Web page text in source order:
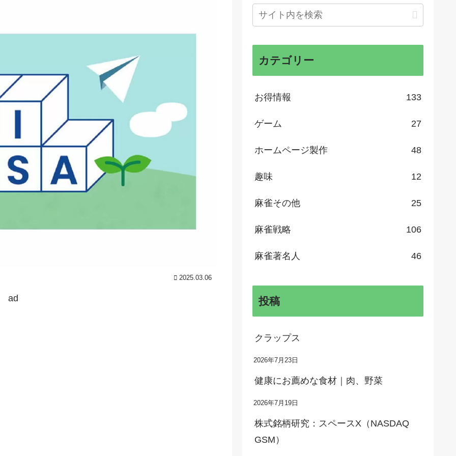
2025.03.06
ad
カテゴリー
お得情報 133
ゲーム 27
ホームページ製作 48
趣味 12
麻雀その他 25
麻雀戦略 106
麻雀著名人 46
投稿
クラップス
2026年7月23日
健康にお薦めな食材｜肉、野菜
2026年7月19日
株式銘柄研究：スペースX（NASDAQ
GSM）